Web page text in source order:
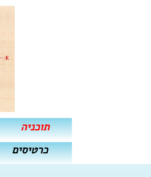
תוכניה
כרטיסים